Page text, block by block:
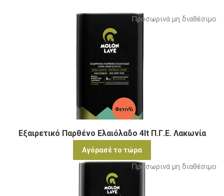
Προσωρινά μη διαθέσιμο
Εξαιρετικό Παρθένο Ελαιόλαδο 4lt Π.Γ.Ε. Λακωνία
Αγόρασέ το τώρα
Προσωρινά μη διαθέσιμο